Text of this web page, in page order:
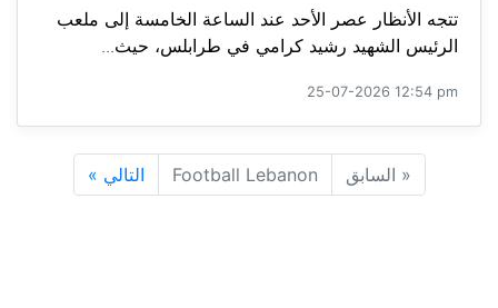
تتجه الأنظار عصر الأحد عند الساعة الخامسة إلى ملعب
الرئيس الشهيد رشيد كرامي في طرابلس، حيث...
25-07-2026 12:54 pm
« السابق Football Lebanon التالي »